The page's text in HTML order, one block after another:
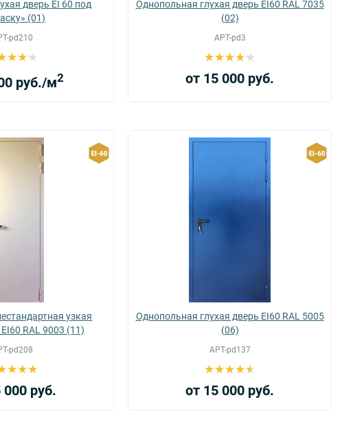
дверь EI 60 под
(01)
pd210
руб./м2
Однопольная глухая дверь EI60 RAL 7035
(02)
АРТ-pd3
от 15 000 руб.
узкая
RAL 9003 (11)
pd208
000 руб.
Однопольная глухая дверь EI60 RAL 5005
(06)
АРТ-pd137
от 15 000 руб.